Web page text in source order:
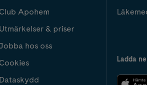
Club Apohem
Utmärkelser & priser
Jobba hos oss
Cookies
Dataskydd
Ladda